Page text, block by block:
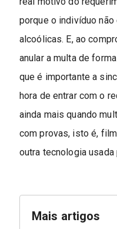
porque o indivíduo
alcoólicas. E, ao
anular a multa de
que é importante a
hora de entrar com o
ainda mais quando
com provas, isto é,
outra tecnologia
Mais artigos